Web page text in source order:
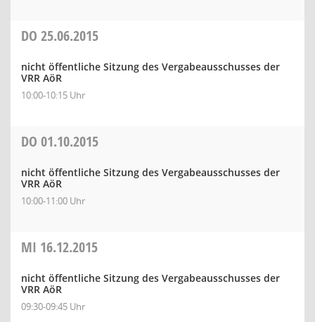
DO 25.06.2015
nicht öffentliche Sitzung des Vergabeausschusses der
VRR AöR
10:00-10:15 Uhr
DO 01.10.2015
nicht öffentliche Sitzung des Vergabeausschusses der
VRR AöR
10:00-11:00 Uhr
MI 16.12.2015
nicht öffentliche Sitzung des Vergabeausschusses der
VRR AöR
09:30-09:45 Uhr